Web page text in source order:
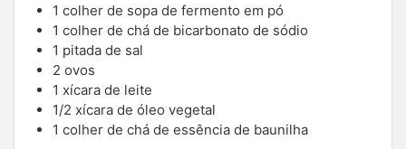
1 colher de sopa de fermento em pó
1 colher de chá de bicarbonato de sódio
1 pitada de sal
2 ovos
1 xícara de leite
1/2 xícara de óleo vegetal
1 colher de chá de essência de baunilha